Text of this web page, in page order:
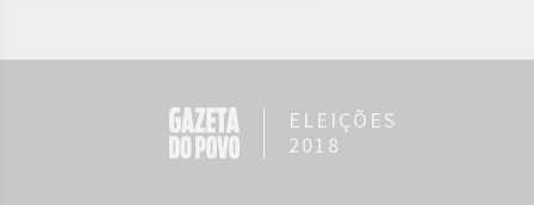
ELEIÇÕES
2018